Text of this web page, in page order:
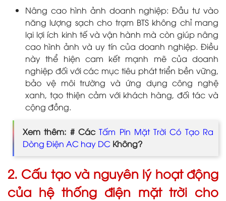
Nâng cao hình ảnh doanh nghiệp: Đầu tư vào
năng lượng sạch cho trạm BTS không chỉ mang
lại lợi ích kinh tế và vận hành mà còn giúp nâng
cao hình ảnh và uy tín của doanh nghiệp. Điều
này thể hiện cam kết mạnh mẽ của doanh
nghiệp đối với các mục tiêu phát triển bền vững,
bảo vệ môi trường và ứng dụng công nghệ
xanh, tạo thiện cảm với khách hàng, đối tác và
cộng đồng.
Xem thêm: # CácTấm Pin Mặt Trời Có Tạo Ra
Dòng Điện AC hay DC Không?
2. Cấu tạo và nguyên lý hoạt động
của hệ thống điện mặt trời cho